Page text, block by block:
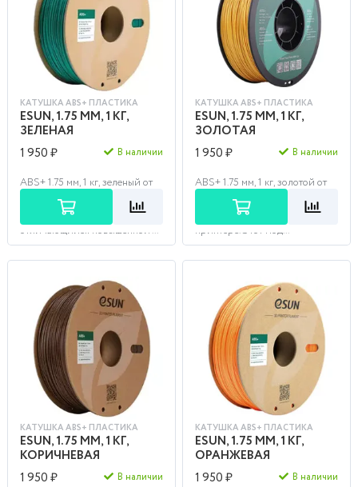
КАТУШКА ABS+ ПЛАСТИКА
ESUN, 1.75 ММ, 1 КГ,
ЗЕЛЕНАЯ
1 950 ₽
В наличии
ABS+ 1.75 мм, 1 кг, зеленый от
фирмы Esun – это более
плотный модифицированный
пластик типа ABS,
отличающийся повышенной ...
КАТУШКА ABS+ ПЛАСТИКА
ESUN, 1.75 ММ, 1 КГ,
ЗОЛОТАЯ
1 950 ₽
В наличии
ABS+ 1.75 мм, 1 кг, золотой от
фирмы Esun - идеальный
выбор для создания прочных и
долговечных изделий на 3D
принтере. Этот мод...
КАТУШКА ABS+ ПЛАСТИКА
ESUN, 1.75 ММ, 1 КГ,
КОРИЧНЕВАЯ
1 950 ₽
В наличии
КАТУШКА ABS+ ПЛАСТИКА
ESUN, 1.75 ММ, 1 КГ,
ОРАНЖЕВАЯ
1 950 ₽
В наличии